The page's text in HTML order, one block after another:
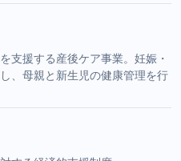
支援する産後ケア事業。妊娠・
、母親と新生児の健康管理を行